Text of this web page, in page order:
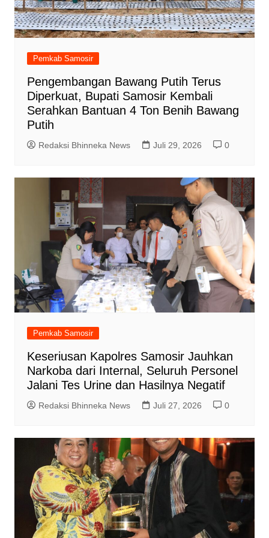
Pemkab Samosir
Pengembangan Bawang Putih Terus
Diperkuat, Bupati Samosir Kembali
Serahkan Bantuan 4 Ton Benih Bawang
Putih
Redaksi Bhinneka News Juli 29, 2026 0
Pemkab Samosir
Keseriusan Kapolres Samosir Jauhkan
Narkoba dari Internal, Seluruh Personel
Jalani Tes Urine dan Hasilnya Negatif
Redaksi Bhinneka News Juli 27, 2026 0